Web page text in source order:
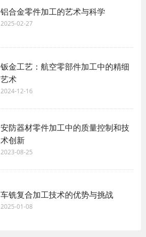
铝合金零件加工的艺术与科学
2025-02-27
钣金工艺：航空零部件加工中的精细
艺术
2024-12-16
安防器材零件加工中的质量控制和技
术创新
2023-08-25
车铣复合加工技术的优势与挑战
2025-01-08